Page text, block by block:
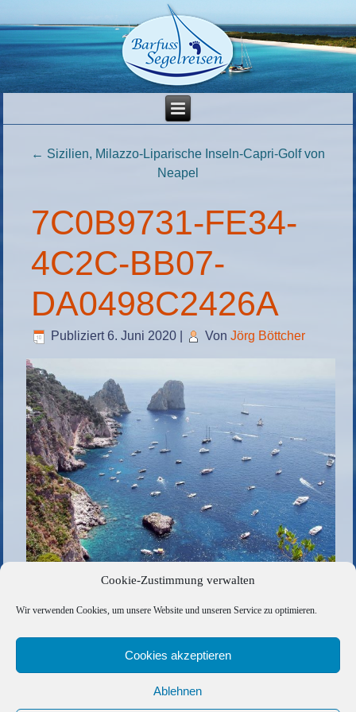
Cookie-Zustimmung verwalten
Wir verwenden Cookies, um unsere Website und unseren Service zu optimieren.
Cookies akzeptieren
Ablehnen
← Sizilien, Milazzo-Liparische Inseln-Capri-Golf von
Neapel
7C0B9731-FE34-
4C2C-BB07-
DA0498C2426A
Publiziert 6. Juni 2020 Von Jörg Böttcher
A6F86950-9108-4E0F-A06B-E9F268347477
Copyright © 2026 Barfuss Segelreisen GmbH